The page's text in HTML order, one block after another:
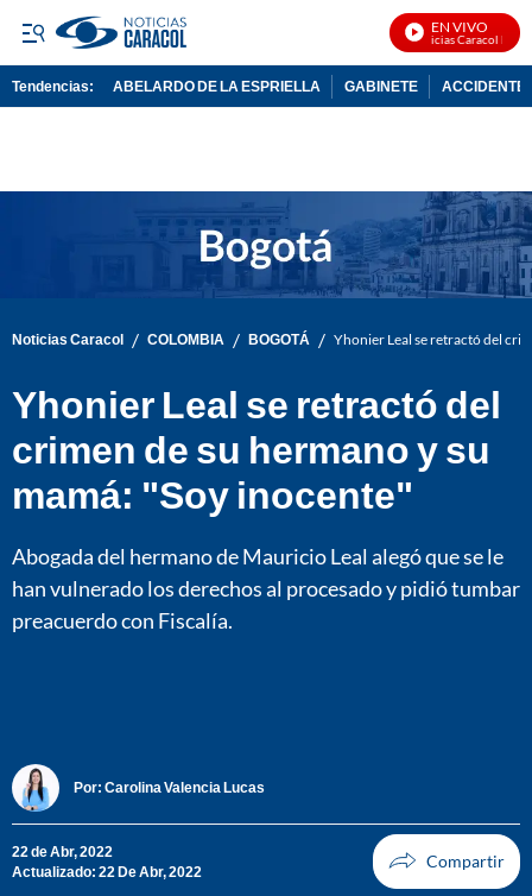
EN VIVO
Noticias Caracol En
Tendencias: ABELARDO DE LA ESPRIELLA GABINETE ACCIDENTE
Noticias Caracol / COLOMBIA / BOGOTÁ / Yhonier Leal se retractó del
Yhonier Leal se retractó del
crimen de su hermano y su
mamá: "Soy inocente"
Abogada del hermano de Mauricio Leal alegó que se le
han vulnerado los derechos al procesado y pidió tumbar
preacuerdo con Fiscalía.
Por: Carolina Valencia Lucas
22 de Abr, 2022
Actualizado: 22 De Abr, 2022